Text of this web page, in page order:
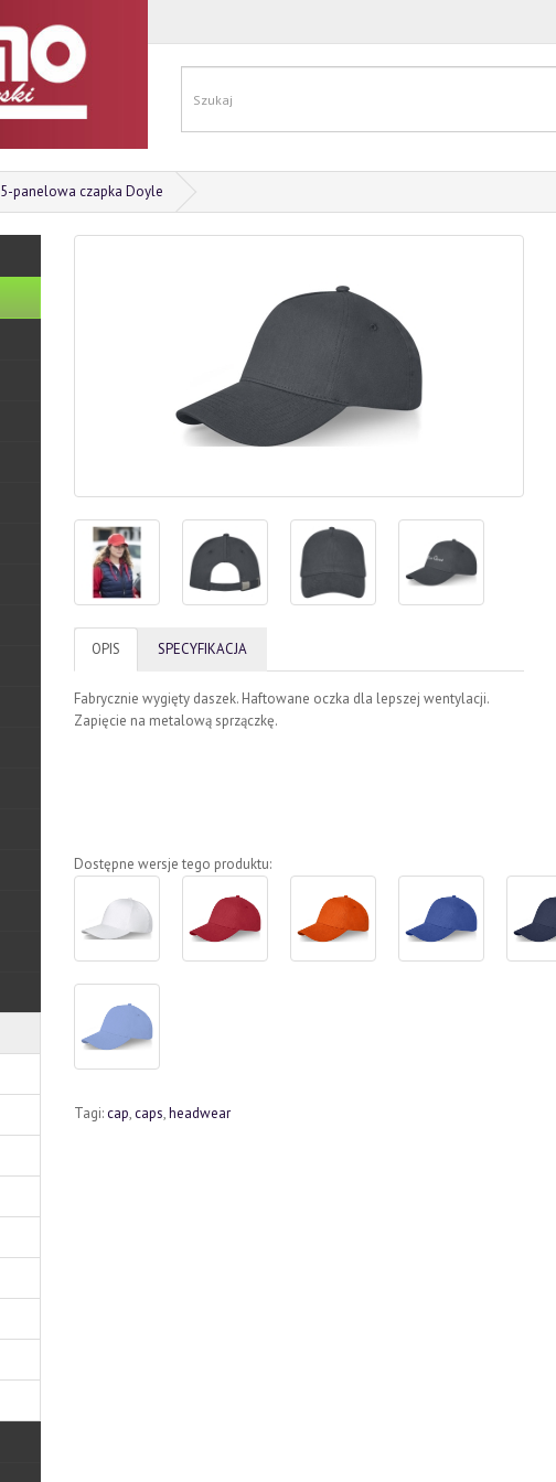
5-panelowa czapka Doyle
OPIS SPECYFIKACJA
Fabrycznie wygięty daszek. Haftowane oczka dla lepszej wentylacji.
Zapięcie na metalową sprzączkę.
Dostępne wersje tego produktu:
Tagi:cap,caps,headwear